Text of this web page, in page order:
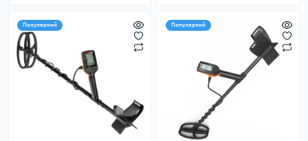
Популярний Популярний